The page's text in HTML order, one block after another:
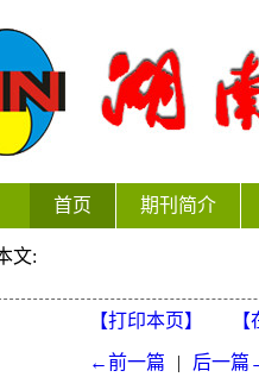
首页 期刊简介
文:
【打印本页】
←前一篇 | 后一篇